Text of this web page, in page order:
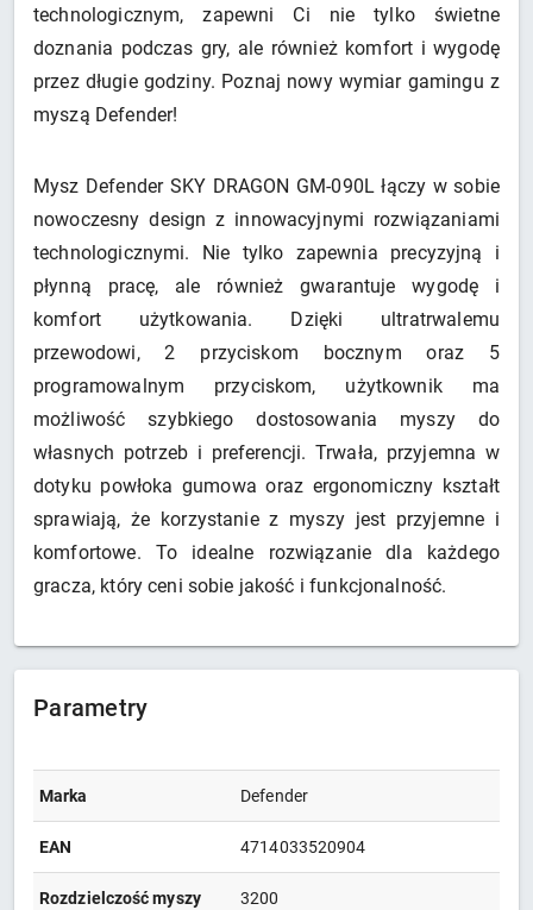
technologicznym, zapewni Ci nie tylko świetne
doznania podczas gry, ale również komfort i wygodę
przez długie godziny. Poznaj nowy wymiar gamingu z
myszą Defender!
Mysz Defender SKY DRAGON GM-090L łączy w sobie
nowoczesny design z innowacyjnymi rozwiązaniami
technologicznymi. Nie tylko zapewnia precyzyjną i
płynną pracę, ale również gwarantuje wygodę i
komfort użytkowania. Dzięki ultratrwalemu
przewodowi, 2 przyciskom bocznym oraz 5
programowalnym przyciskom, użytkownik ma
możliwość szybkiego dostosowania myszy do
własnych potrzeb i preferencji. Trwała, przyjemna w
dotyku powłoka gumowa oraz ergonomiczny kształt
sprawiają, że korzystanie z myszy jest przyjemne i
komfortowe. To idealne rozwiązanie dla każdego
gracza, który ceni sobie jakość i funkcjonalność.
Parametry
Marka Defender
EAN 4714033520904
Rozdzielczość myszy 3200